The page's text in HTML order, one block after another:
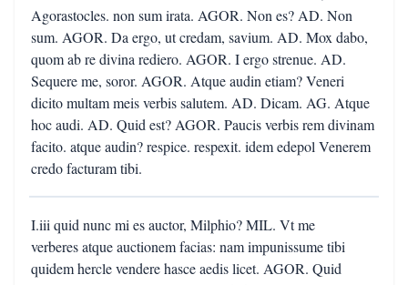
I.iii quid nunc mi es auctor, Milphio? MIL. Vt me
verberes atque auctionem facias: nam impunissume tibi
quidem hercle vendere hasce aedis licet. AGOR. Quid